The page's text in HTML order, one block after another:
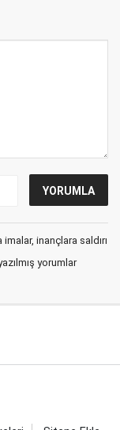
inançlara saldırı
yorumlar